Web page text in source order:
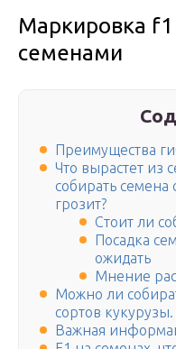
Маркировка f1
семенами
Преимущества
Что вырастет из
собирать семена
грозит?
Стоит ли
Посадка
ожидать
Мнение
Можно ли
сортов
Важная